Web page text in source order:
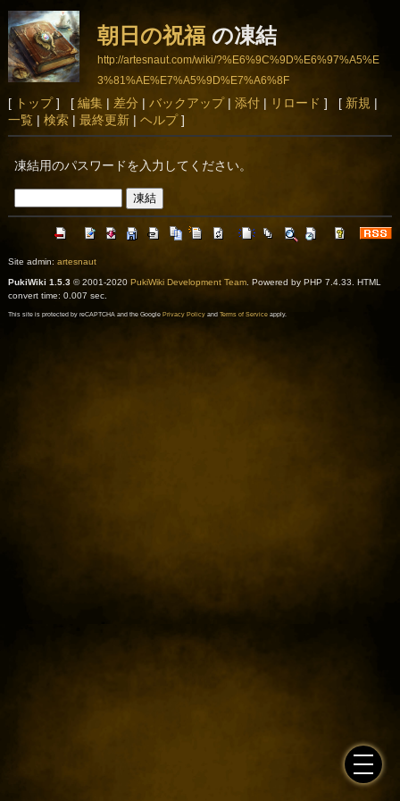
朝日の祝福の凍結
http://artesnaut.com/wiki/?%E6%9C%9D%E6%97%A5%E
3%81%AE%E7%A5%9D%E7%A6%8F
[ トップ] [ 編集| 差分 | バックアップ| 添付| リロード ] [ 新規 |
一覧| 検索| 最終更新| ヘルプ]
凍結用のパスワードを入力してください。
Site admin: artesnaut
PukiWiki 1.5.3© 2001-2020 PukiWiki Development Team. Powered by PHP 7.4.33. HTML
convert time: 0.007 sec.
This site is protected by reCAPTCHA and the Google Privacy Policyand Terms of Serviceapply.